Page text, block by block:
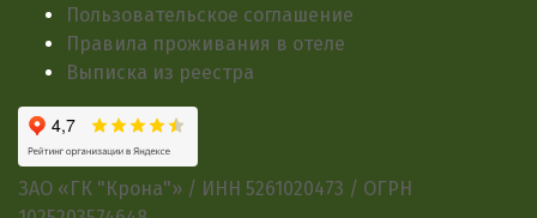
Пользовательское соглашение
Правила проживания в отеле
Выписка из реестра
ЗАО «ГК "Крона"» / ИНН 5261020473 / ОГРН